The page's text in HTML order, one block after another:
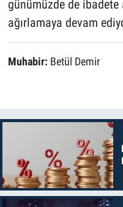
günümüzde de
ağırlamaya devam
Muhabir: Betül Demir